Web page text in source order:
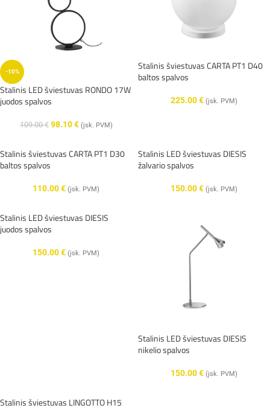
-10%
Stalinis LED šviestuvas RONDO 17W
juodos spalvos
109.00€ 98.10€ (įsk. PVM)
Stalinis šviestuvas CARTA PT1 D40
baltos spalvos
225.00€ (įsk. PVM)
Stalinis šviestuvas CARTA PT1 D30
baltos spalvos
110.00€ (įsk. PVM)
Stalinis LED šviestuvas DIESIS
žalvario spalvos
150.00€ (įsk. PVM)
Stalinis LED šviestuvas DIESIS
juodos spalvos
150.00€ (įsk. PVM)
Stalinis LED šviestuvas DIESIS
nikelio spalvos
150.00€ (įsk. PVM)
Stalinis šviestuvas LINGOTTO H15